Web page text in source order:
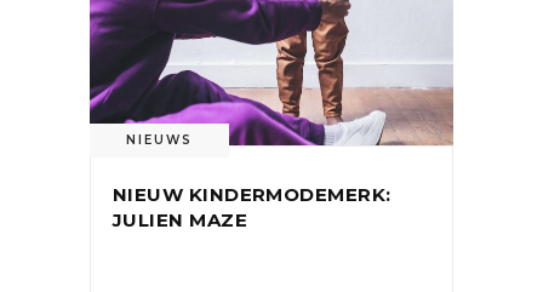
NIEUWS
NIEUW KINDERMODEMERK:
JULIEN MAZE